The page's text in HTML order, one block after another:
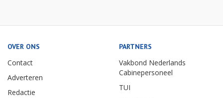
OVER ONS
Contact
Adverteren
Redactie
PARTNERS
Vakbond Nederlands
Cabinepersoneel
TUI